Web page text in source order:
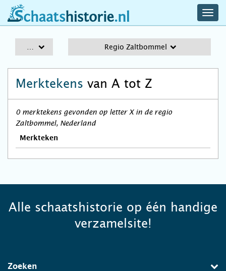
schaatshistorie.nl
Regio Zaltbommel
Merktekens van A tot Z
0 merktekens gevonden op letter X in de regio
Zaltbommel, Nederland
Merkteken
Alle schaatshistorie op één handige
verzamelsite!
Zoeken